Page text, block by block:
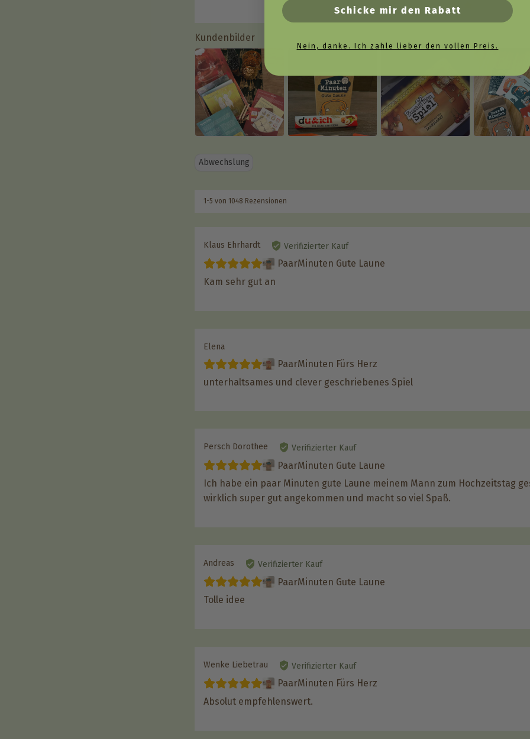
Kundenbilder
Abwechslung
1-5 von 1048 Rezensionen
Klaus Ehrhardt Verifizierter Kauf
PaarMinuten Gute Laune
Kam sehr gut an
Elena
PaarMinuten Fürs Herz
unterhaltsames und clever geschriebenes Spiel
Persch Dorothee Verifizierter Kauf
PaarMinuten Gute Laune
Ich habe ein paar Minuten gute Laune meinem Mann zum Hochzeitstag
wirklich super gut angekommen und macht so viel Spaß.
Andreas Verifizierter Kauf
PaarMinuten Gute Laune
Tolle idee
Wenke Liebetrau Verifizierter Kauf
PaarMinuten Fürs Herz
Absolut empfehlenswert.
Schicke mir den Rabatt
Nein, danke. Ich zahle lieber den vollen Preis.